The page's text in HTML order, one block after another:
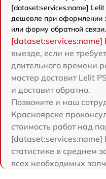
[dataset:services:name]
дешевле при оформлении
или форму обратной связи.
[dataset:services:name]
выезде, если не
длительного времени
мастер доставит Lelit
и доставит обратно.
Позвоните и наш
Красноярске
стоимость работ над
статистике в среднем
всех необходимых